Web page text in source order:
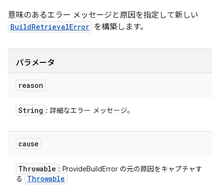
意味のあるエラー メッセージと原因を指定して新しい
BuildRetrievalError を構築します。
パラメータ
reason
String : 詳細なエラー メッセージ。
cause
Throwable : ProvideBuildError の元の原因をキャプチャす
る
Throwable